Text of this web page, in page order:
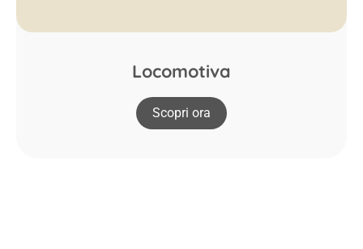
Locomotiva
Scopri ora